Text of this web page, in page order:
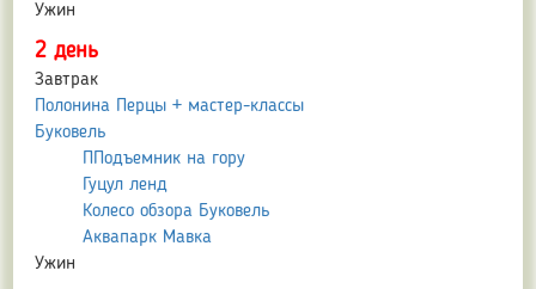
Ужин
2 день
Завтрак
Полонина Перцы + мастер-классы
Буковель
ППодъемник на гору
Гуцул ленд
Колесо обзора Буковель
Аквапарк Мавка
Ужин